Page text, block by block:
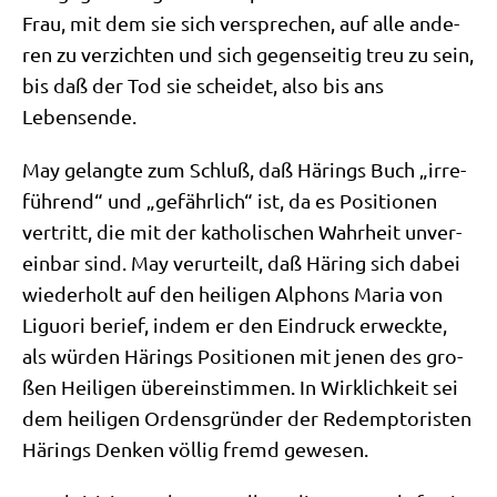
Frau, mit dem sie sich ver­spre­chen, auf alle ande­
ren zu ver­zich­ten und sich gegen­sei­tig treu zu sein,
bis daß der Tod sie schei­det, also bis ans
Lebensende.
May gelang­te zum Schluß, daß Härings Buch „irre­
füh­rend“ und „gefähr­lich“ ist, da es Posi­tio­nen
ver­tritt, die mit der katho­li­schen Wahr­heit unver­
ein­bar sind. May ver­ur­teilt, daß Här­ing sich dabei
wie­der­holt auf den hei­li­gen Alphons Maria von
Liguo­ri berief, indem er den Ein­druck erweck­te,
als wür­den Härings Posi­tio­nen mit jenen des gro­
ßen Hei­li­gen über­ein­stim­men. In Wirk­lich­keit sei
dem hei­li­gen Ordens­grün­der der Redempto­ri­sten
Härings Den­ken völ­lig fremd gewesen.